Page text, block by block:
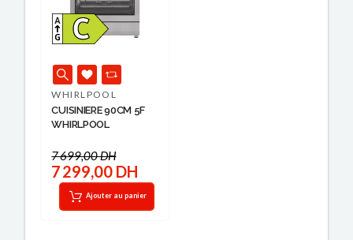
WHIRLPOOL
CUISINIERE 90CM 5F
WHIRLPOOL
7 699,00 DH
7 299,00 DH
Ajouter au panier